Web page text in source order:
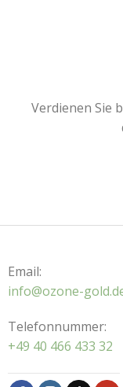
Verdienen Sie
Email:
info@ozone-
Telefonnummer:
+49 40 466 433 32